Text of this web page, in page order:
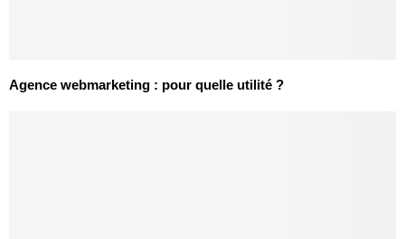
Agence webmarketing : pour quelle utilité ?